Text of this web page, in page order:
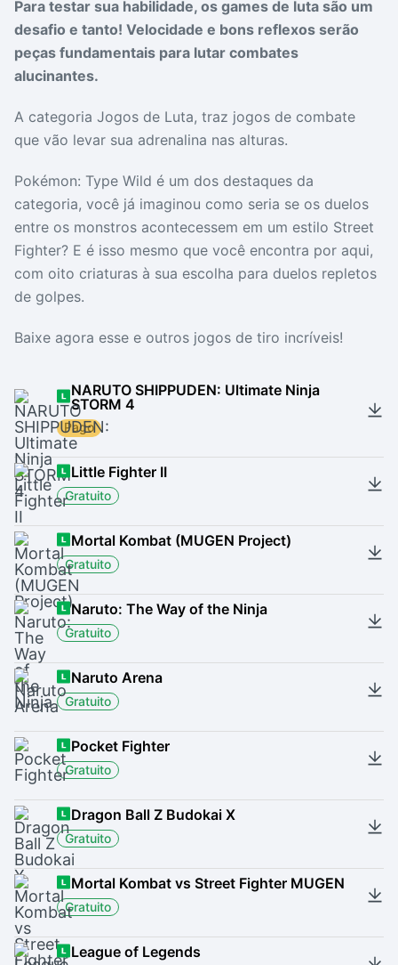
Drivers
Outros
Para testar sua habilidade, os games de luta são um
desafio e tanto! Velocidade e bons reflexos serão
peças fundamentais para lutar combates
alucinantes.
A categoria Jogos de Luta, traz jogos de combate
que vão levar sua adrenalina nas alturas.
Pokémon: Type Wild é um dos destaques da
categoria, você já imaginou como seria se os duelos
entre os monstros acontecessem em um estilo Street
Fighter? E é isso mesmo que você encontra por aqui,
com oito criaturas à sua escolha para duelos repletos
de golpes.
Baixe agora esse e outros jogos de tiro incríveis!
NARUTO SHIPPUDEN: Ultimate Ninja
STORM 4
Pago
Little Fighter II
Gratuito
Mortal Kombat (MUGEN Project)
Gratuito
Naruto: The Way of the Ninja
Gratuito
Naruto Arena
Gratuito
Pocket Fighter
Gratuito
Dragon Ball Z Budokai X
Gratuito
Mortal Kombat vs Street Fighter MUGEN
Gratuito
League of Legends